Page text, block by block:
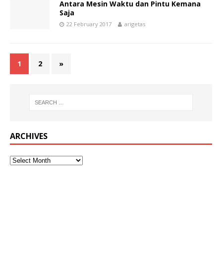
Antara Mesin Waktu dan Pintu Kemana
Saja
22 February 2017 arigetas
1 2 »
ARCHIVES